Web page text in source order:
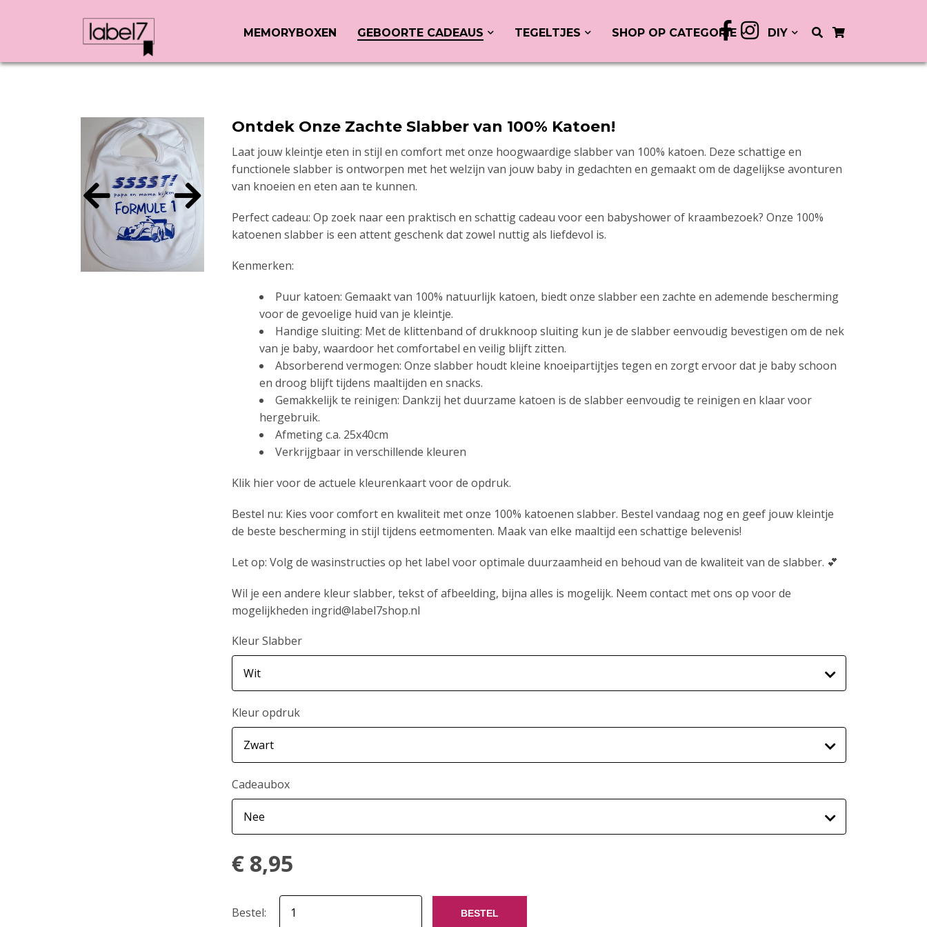
MEMORYBOXEN GEBOORTE CADEAUS TEGELTJES SHOP OP CATEGORIE DIY
Ontdek Onze Zachte Slabber van 100% Katoen!
Laat jouw kleintje eten in stijl en comfort met onze hoogwaardige slabber van 100% katoen. Deze schattige en
functionele slabber is ontworpen met het welzijn van jouw baby in gedachten en gemaakt om de dagelijkse avonturen
van knoeien en eten aan te kunnen.
Perfect cadeau: Op zoek naar een praktisch en schattig cadeau voor een babyshower of kraambezoek? Onze 100%
katoenen slabber is een attent geschenk dat zowel nuttig als liefdevol is.
Kenmerken:
Puur katoen: Gemaakt van 100% natuurlijk katoen, biedt onze slabber een zachte en ademende bescherming
voor de gevoelige huid van je kleintje.
Handige sluiting: Met de klittenband of drukknoop sluiting kun je de slabber eenvoudig bevestigen om de nek
van je baby, waardoor het comfortabel en veilig blijft zitten.
Absorberend vermogen: Onze slabber houdt kleine knoeipartijtjes tegen en zorgt ervoor dat je baby schoon
en droog blijft tijdens maaltijden en snacks.
Gemakkelijk te reinigen: Dankzij het duurzame katoen is de slabber eenvoudig te reinigen en klaar voor
hergebruik.
Afmeting c.a. 25x40cm
Verkrijgbaar in verschillende kleuren
Klik hier voor de actuele kleurenkaart voor de opdruk.
Bestel nu: Kies voor comfort en kwaliteit met onze 100% katoenen slabber. Bestel vandaag nog en geef jouw kleintje
de beste bescherming in stijl tijdens eetmomenten. Maak van elke maaltijd een schattige belevenis!
Let op: Volg de wasinstructies op het label voor optimale duurzaamheid en behoud van de kwaliteit van de slabber. 💕
Wil je een andere kleur slabber, tekst of afbeelding, bijna alles is mogelijk. Neem contact met ons op voor de
mogelijkheden ingrid@label7shop.nl
Kleur Slabber
Kleur opdruk
Cadeaubox
€ 8,95
Bestel: BESTEL